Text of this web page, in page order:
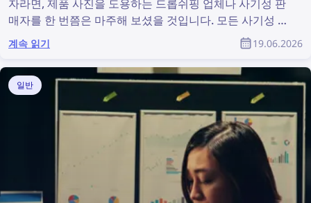
자라면, 제품 사진을 도용하는 드롭쉬핑 업체나 사기성 판
매자를 한 번쯤은 마주해 보셨을 것입니다. 모든 사기성 판
매자를 찾아내고 해당 사진을 삭제하도록 하는 일은 종종
불가능하게 느껴집니다. 하지만 생각만큼 어려운 문제는
아닙니다. 역이미지 검색 기술을 활용하면 온라인 저작권
침해를 그 어느 때보다 쉽게 찾아내고 예방할 수 있습니다.
이 글에서는 역이미지 검색과 적절한 삭제 요청을 통해 인
터넷에서 도용된 이미지를 몇 가지 간단한 단계로 찾고 삭
계속 읽기 19.06.2026
일반